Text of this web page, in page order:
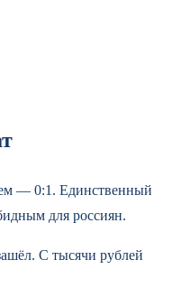
— 0:1. Единственный
для россиян.
С тысячи рублей